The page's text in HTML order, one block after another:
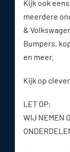
Kijk ook
meerdere
&
Bumpers,
en meer.
Kijk op
LET OP:
WIJ NEMEN